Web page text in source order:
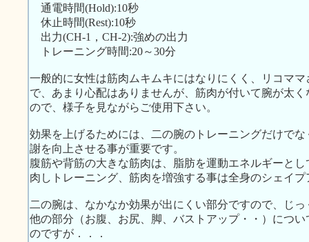
通電時間(Hold):10秒
休止時間(Rest):10秒
出力(CH-1，CH-2):強めの出力
トレーニング時間:20～30分
一般的に女性は筋肉ムキムキにはなりにくく、リコマ
で、あまり心配はありませんが、筋肉が付いて腕が太
ので、様子を見ながらご使用下さい。
効果を上げるためには、二の腕のトレーニングだけで
謝を向上させる事が重要です。
腹筋や背筋の大きな筋肉は、脂肪を運動エネルギーと
肉しトレーニング、筋肉を増強する事は全身のシェイ
二の腕は、なかなか効果が出にくい部分ですので、じ
他の部分（お腹、お尻、脚、バストアップ・・）につ
のですが．．．